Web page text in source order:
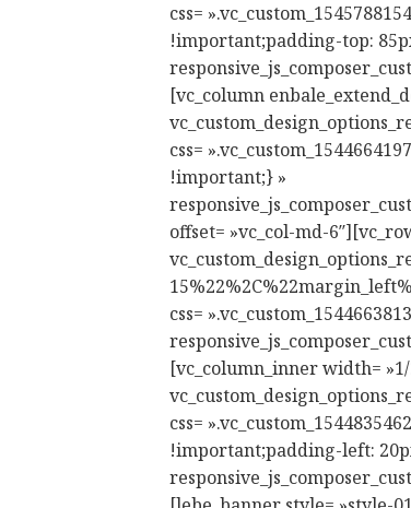
css=
!important;padding-top:
[vc_column
css=
!important;} »
offset= »vc_col-md-
css=
[vc_column_inner width=
css=
!important;padding-left: